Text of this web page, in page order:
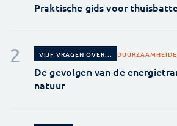
Praktische gids voor
VIJF VRAGEN OVER... DUURZAAMHEID
De gevolgen van de
natuur